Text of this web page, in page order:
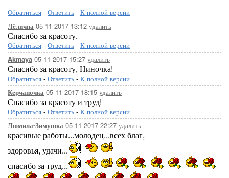
Обратиться - Ответить - К полной версии
Лёлична 05-11-2017-13:12 удалить
Спасибо за красоту.
Обратиться - Ответить - К полной версии
Akmaya 05-11-2017-15:27 удалить
Спасибо за красоту, Ниночка!
Обратиться - Ответить - К полной версии
Керчаночка 05-11-2017-18:15 удалить
Спасибо за красоту и труд!
Обратиться - Ответить - К полной версии
Люмила-Зимушка 05-11-2017-22:27 удалить
красивые работы...молодец...всех благ,
здоровья, удачи...
спасибо за труд...